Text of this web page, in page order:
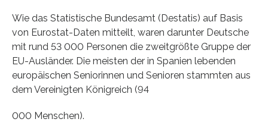
Wie das Statistische Bundesamt (Destatis) auf Basis
von Eurostat-Daten mitteilt, waren darunter Deutsche
mit rund 53 000 Personen die zweitgrößte Gruppe der
EU-Ausländer. Die meisten der in Spanien lebenden
europäischen Seniorinnen und Senioren stammten aus
dem Vereinigten Königreich (94
000 Menschen).